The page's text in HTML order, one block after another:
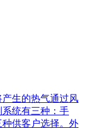
生的热气通过风
统有三种：手
供客户选择。外